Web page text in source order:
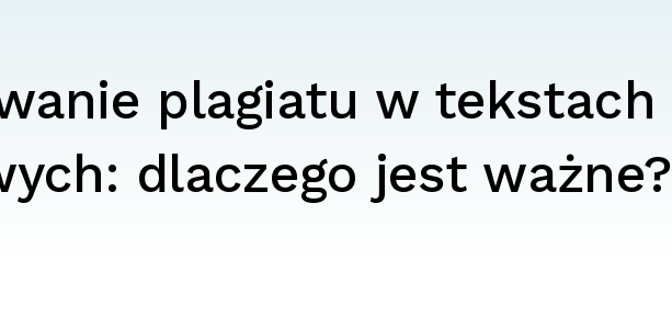
plagiatu w tekstach
dlaczego jest ważne?